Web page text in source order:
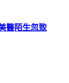
醫陌生忽致